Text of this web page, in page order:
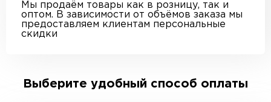
Мы продаём товары как в розницу, так и
оптом. В зависимости от объёмов заказа мы
предоставляем клиентам персональные
скидки
Выберите удобный способ оплаты